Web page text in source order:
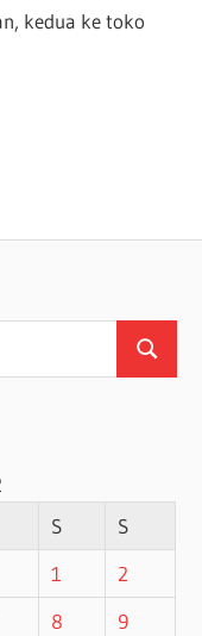
kedua ke toko
Search
S
S
1
2
8
9